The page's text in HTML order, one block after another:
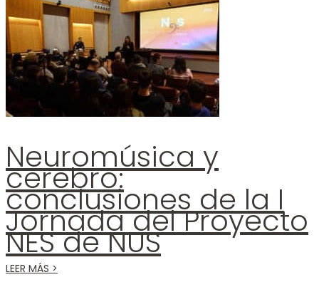
Neuromúsica y
cerebro:
conclusiones de la I
Jornada del Proyecto
NES de NUS
LEER MÁS >